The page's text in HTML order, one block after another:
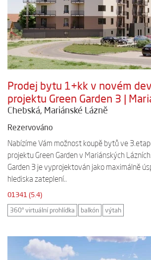
Prodej bytu 1+kk v novém
projektu Green Garden 3 |
Chebská, Mariánské Lázně
Rezervováno
Nabízíme Vám možnost koupě bytů ve
projektu Green Garden v Mariánských
Garden 3 je vyprojektován jako maximálně
hlediska zateplení..
01341 (5.4)
360° virtuální prohlídka balkón výtah